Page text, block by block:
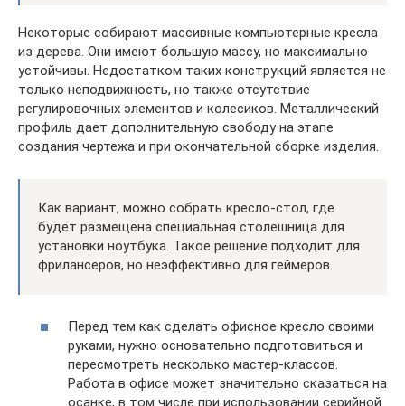
Некоторые собирают массивные компьютерные кресла
из дерева. Они имеют большую массу, но максимально
устойчивы. Недостатком таких конструкций является не
только неподвижность, но также отсутствие
регулировочных элементов и колесиков. Металлический
профиль дает дополнительную свободу на этапе
создания чертежа и при окончательной сборке изделия.
Как вариант, можно собрать кресло-стол, где
будет размещена специальная столешница для
установки ноутбука. Такое решение подходит для
фрилансеров, но неэффективно для геймеров.
Перед тем как сделать офисное кресло своими
руками, нужно основательно подготовиться и
пересмотреть несколько мастер-классов.
Работа в офисе может значительно сказаться на
осанке, в том числе при использовании серийной